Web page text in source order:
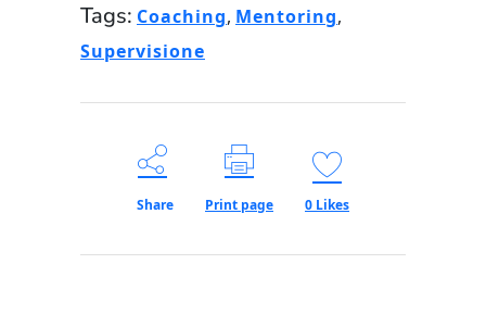
Tags: Coaching, Mentoring,
Supervisione
Share Print page 0 Likes